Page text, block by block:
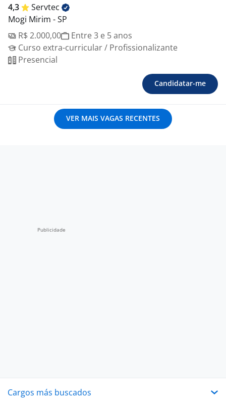
4,3
Servtec
Mogi Mirim - SP
R$ 2.000,00
Entre 3 e 5 anos
Curso extra-curricular / Profissionalizante
Presencial
Candidatar-me
VER MAIS VAGAS RECENTES
Cargos más buscados